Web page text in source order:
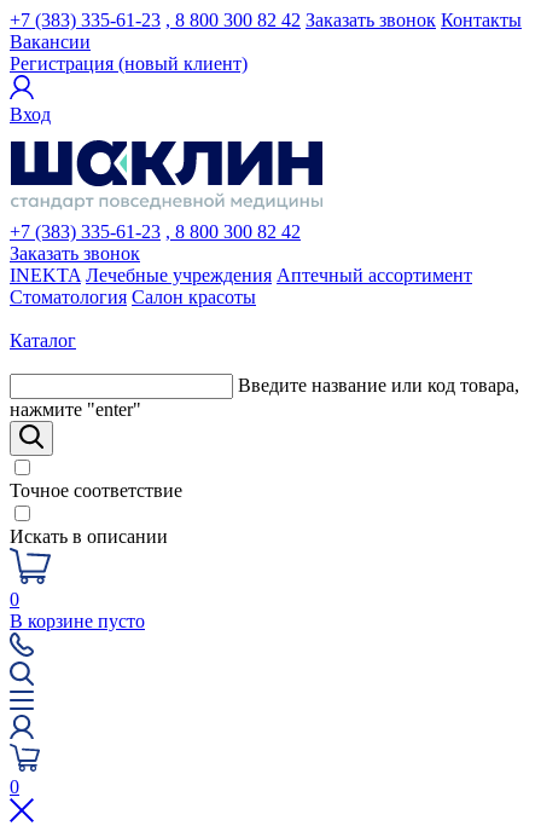
+7 (383) 335-61-23 , 8 800 300 82 42 Заказать звонок Контакты
Вакансии
Регистрация (новый клиент)
Вход
+7 (383) 335-61-23 , 8 800 300 82 42
Заказать звонок
INEKTA Лечебные учреждения Аптечный ассортимент
Стоматология Салон красоты
Каталог
Введите название или код товара,
нажмите "enter"
Точное соответствие
Искать в описании
0
В корзине пусто
0